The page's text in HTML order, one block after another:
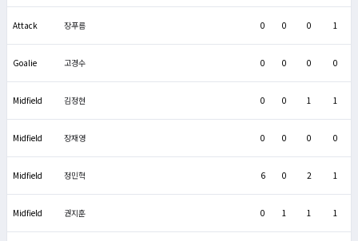
Attack 장푸름 0 0 0 1
Goalie 고경수 0 0 0 0
Midfield 김정현 0 0 1 1
Midfield 장재영 0 0 0 0
Midfield 정민혁 6 0 2 1
Midfield 권지훈 0 1 1 1